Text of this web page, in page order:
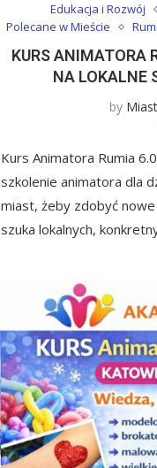
Edukacja i Rozwój
Polecane w Mieście
KURS ANIMATORA
NA LOKALNE
by
Kurs Animatora Rumia
szkolenie animatora dla
miast, żeby zdobyć
szuka lokalnych,